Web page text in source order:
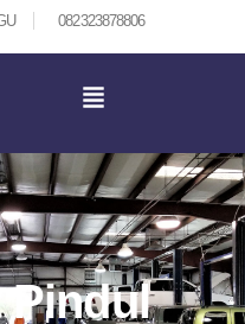
082323878806
Pindul